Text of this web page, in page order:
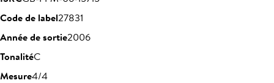
Code de label27831
Année de sortie2006
TonalitéC
Mesure4/4